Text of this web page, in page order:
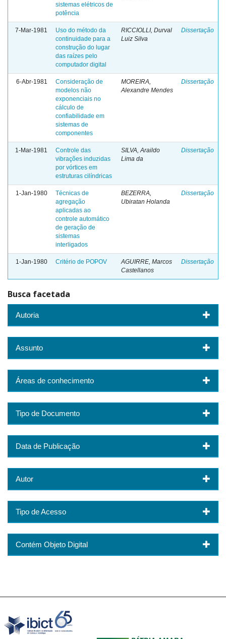
sistemas elétricos de
potência
7-Mar-1981
Uso do método da
continuidade para a
construção do lugar
das raízes pelo
computador digital
RICCIOLLI, Durval
Luiz Silva
Dissertação
6-Abr-1981
Consideração de
modelos não
exponenciais no
cálculo de
confiabilidade em
sistemas de
componentes
MOREIRA,
Alexandre Mendes
Dissertação
1-Mar-1981
Controle das
vibrações induzidas
por vórtices em
estruturas cilíndricas
SILVA, Araildo
Lima da
Dissertação
1-Jan-1980
Técnicas de
agregação
aplicadas ao
controle automático
de geração de
sistemas
interligados
BEZERRA,
Ubiratan Holanda
Dissertação
1-Jan-1980 Critério de POPOV
AGUIRRE, Marcos
Castellanos
Dissertação
Busca facetada
Autoria
Assunto
Áreas de conhecimento
Tipo de Documento
Data de Publicação
Autor
Tipo de Acesso
Contém Objeto Digital